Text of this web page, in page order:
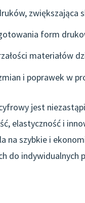
zwiększająca
form
materiałów
i poprawek w
jest
elastyczność i
na szybkie i
do indywidualnych